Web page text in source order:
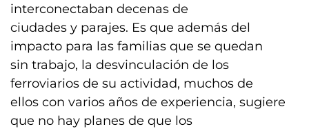
interconectaban decenas de
ciudades y parajes. Es que además del
impacto para las familias que se quedan
sin trabajo, la desvinculación de los
ferroviarios de su actividad, muchos de
ellos con varios años de experiencia, sugiere
que no hay planes de que los